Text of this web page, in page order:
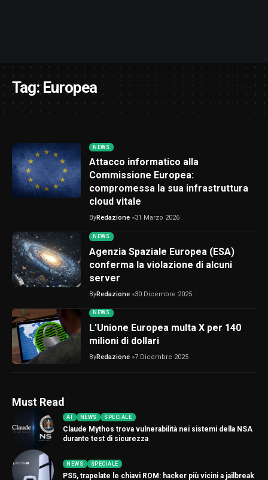
Tag:Europea
NEWS
Attacco informatico alla
Commissione Europea:
compromessa la sua infrastruttura
cloud vitale
ByRedazione 31 Marzo 2026
NEWS
Agenzia Spaziale Europea (ESA)
conferma la violazione di alcuni
server
ByRedazione 30 Dicembre 2025
NEWS
L’Unione Europea multa X per 140
milioni di dollari
ByRedazione 7 Dicembre 2025
Must Read
AI NEWS SPECIALE
Claude Mythos trova vulnerabilità nei sistemi della NSA
durante test di sicurezza
NEWS SPECIALE
PS5, trapelate le chiavi ROM: hacker più vicini a jailbreak